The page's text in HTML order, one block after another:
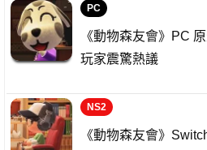
PC
《動物森友會》PC
玩家震驚熱議
NS2
《動物森友會》